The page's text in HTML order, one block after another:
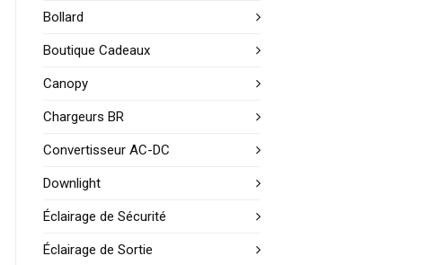
Bollard
Boutique Cadeaux
Canopy
Chargeurs BR
Convertisseur AC-DC
Downlight
Éclairage de Sécurité
Éclairage de Sortie